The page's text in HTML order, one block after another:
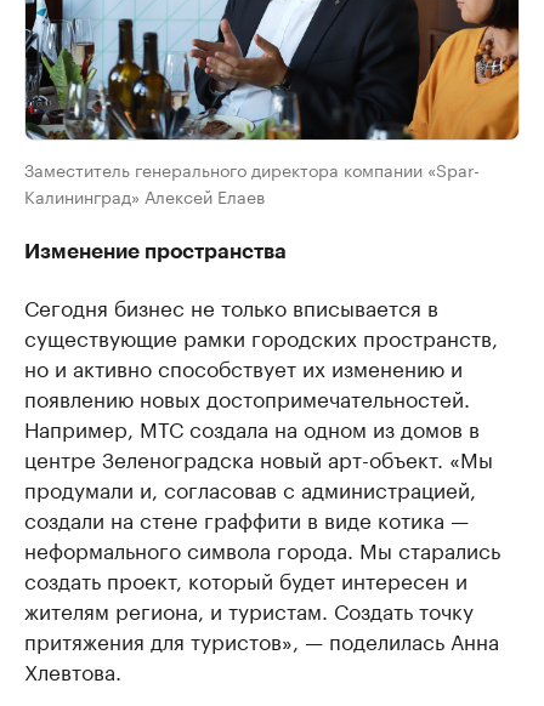
Заместитель генерального директора компании «Spar-
Калининград» Алексей Елаев
Изменение пространства
Сегодня бизнес не только вписывается в
существующие рамки городских пространств,
но и активно способствует их изменению и
появлению новых достопримечательностей.
Например, МТС создала на одном из домов в
центре Зеленоградска новый арт-объект. «Мы
продумали и, согласовав с администрацией,
создали на стене граффити в виде котика —
неформального символа города. Мы старались
создать проект, который будет интересен и
жителям региона, и туристам. Создать точку
притяжения для туристов», — поделилась Анна
Хлевтова.